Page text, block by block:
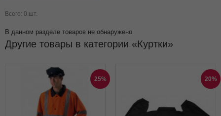
Всего: 0 шт.
В данном разделе товаров не обнаружено
Другие товары в категории Куртки
25% 20%